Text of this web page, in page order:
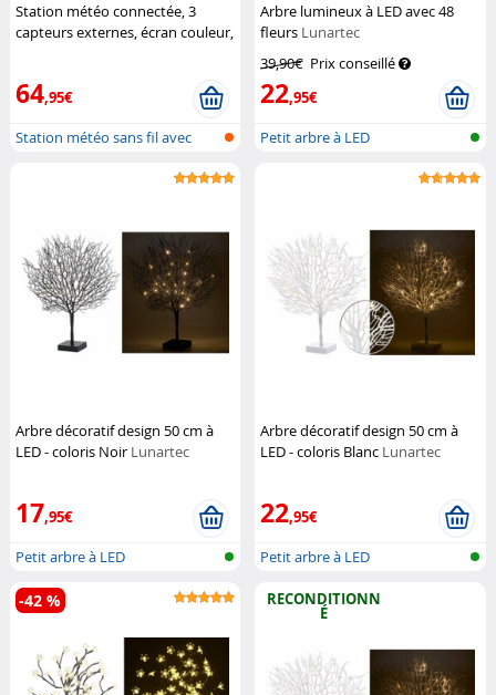
Station météo connectée, 3
capteurs externes, écran couleur,
64,95€
Station météo sans fil avec
Arbre lumineux à LED avec 48
fleurs Lunartec
39,90€ Prix conseillé
22,95€
Petit arbre à LED
Arbre décoratif design 50 cm à
LED - coloris Noir Lunartec
17,95€
Petit arbre à LED
Arbre décoratif design 50 cm à
LED - coloris Blanc Lunartec
22,95€
Petit arbre à LED
-42 % RECONDITIONN
É